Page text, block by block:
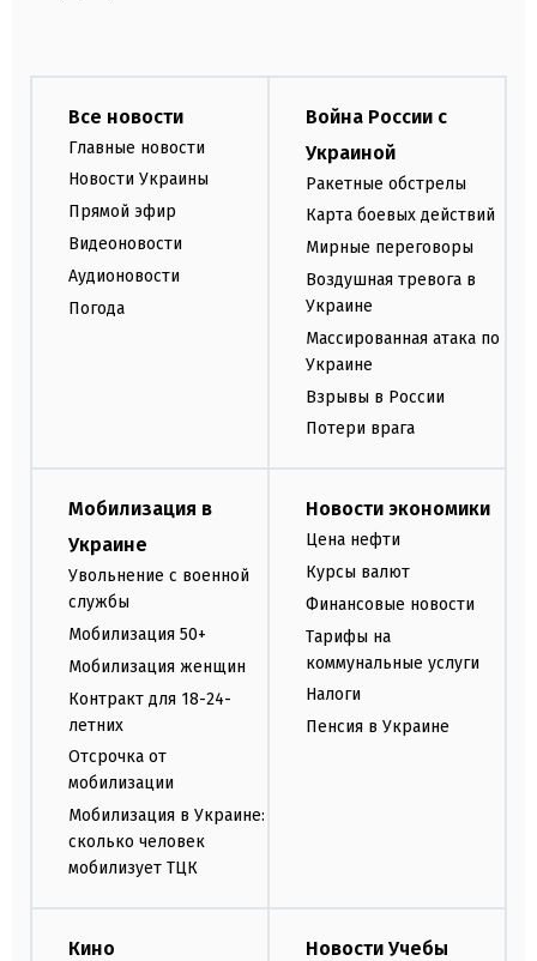
Все новости
Главные новости
Новости Украины
Прямой эфир
Видеоновости
Аудионовости
Погода
Война России с
Украиной
Ракетные обстрелы
Карта боевых действий
Мирные переговоры
Воздушная тревога в
Украине
Массированная атака по
Украине
Взрывы в России
Потери врага
Мобилизация в
Украине
Увольнение с военной
службы
Мобилизация 50+
Мобилизация женщин
Контракт для 18-24-
летних
Отсрочка от
мобилизации
Мобилизация в Украине:
сколько человек
мобилизует ТЦК
Новости экономики
Цена нефти
Курсы валют
Финансовые новости
Тарифы на
коммунальные услуги
Налоги
Пенсия в Украине
Кино Новости Учебы